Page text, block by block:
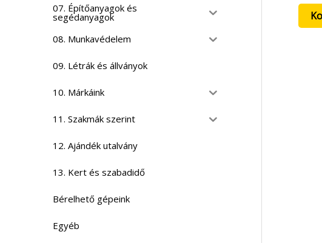
07. Építőanyagok és
segédanyagok
08. Munkavédelem
09. Létrák és állványok
10. Márkáink
11. Szakmák szerint
12. Ajándék utalvány
13. Kert és szabadidő
Bérelhető gépeink
Egyéb